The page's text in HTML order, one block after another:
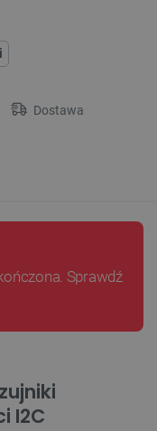
Dostawa
Sprawdź
I2C